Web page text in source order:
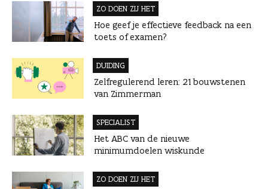
ZO DOEN ZIJ HET
Hoe geef je effectieve feedback na een
toets of examen?
DUIDING
Zelfregulerend leren: 21 bouwstenen
van Zimmerman
SPECIALIST
Het ABC van de nieuwe
minimumdoelen wiskunde
ZO DOEN ZIJ HET